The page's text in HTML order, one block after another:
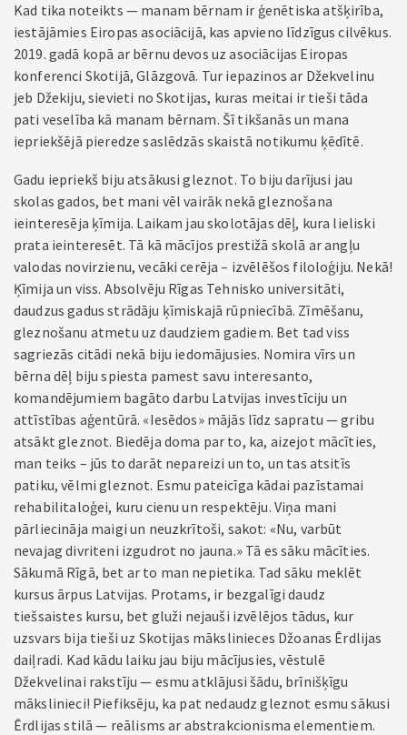
Kad tika noteikts — manam bērnam ir ģenētiska atšķirība,
iestājāmies Eiropas asociācijā, kas apvieno līdzīgus cilvēkus.
2019. gadā kopā ar bērnu devos uz asociācijas Eiropas
konferenci Skotijā, Glāzgovā. Tur iepazinos ar Džekvelinu
jeb Džekiju, sievieti no Skotijas, kuras meitai ir tieši tāda
pati veselība kā manam bērnam. Šī tikšanās un mana
iepriekšējā pieredze saslēdzās skaistā notikumu ķēdītē.
Gadu iepriekš biju atsākusi gleznot. To biju darījusi jau
skolas gados, bet mani vēl vairāk nekā gleznošana
ieinteresēja ķīmija. Laikam jau skolotājas dēļ, kura lieliski
prata ieinteresēt. Tā kā mācījos prestižā skolā ar angļu
valodas novirzienu, vecāki cerēja – izvēlēšos filoloģiju. Nekā!
Ķīmija un viss. Absolvēju Rīgas Tehnisko universitāti,
daudzus gadus strādāju ķīmiskajā rūpniecībā. Zīmēšanu,
gleznošanu atmetu uz daudziem gadiem. Bet tad viss
sagriezās citādi nekā biju iedomājusies. Nomira vīrs un
bērna dēļ biju spiesta pamest savu interesanto,
komandējumiem bagāto darbu Latvijas investīciju un
attīstības aģentūrā. «Iesēdos» mājās līdz sapratu — gribu
atsākt gleznot. Biedēja doma par to, ka, aizejot mācīties,
man teiks – jūs to darāt nepareizi un to, un tas atsitīs
patiku, vēlmi gleznot. Esmu pateicīga kādai pazīstamai
rehabilitaloģei, kuru cienu un respektēju. Viņa mani
pārliecināja maigi un neuzkrītoši, sakot: «Nu, varbūt
nevajag divriteni izgudrot no jauna.» Tā es sāku mācīties.
Sākumā Rīgā, bet ar to man nepietika. Tad sāku meklēt
kursus ārpus Latvijas. Protams, ir bezgalīgi daudz
tiešsaistes kursu, bet gluži nejauši izvēlējos tādus, kur
uzsvars bija tieši uz Skotijas mākslinieces Džoanas Ērdlijas
daiļradi. Kad kādu laiku jau biju mācījusies, vēstulē
Džekvelinai rakstīju — esmu atklājusi šādu, brīnišķīgu
mākslinieci! Piefiksēju, ka pat nedaudz gleznot esmu sākusi
Ērdlijas stilā — reālisms ar abstrakcionisma elementiem.